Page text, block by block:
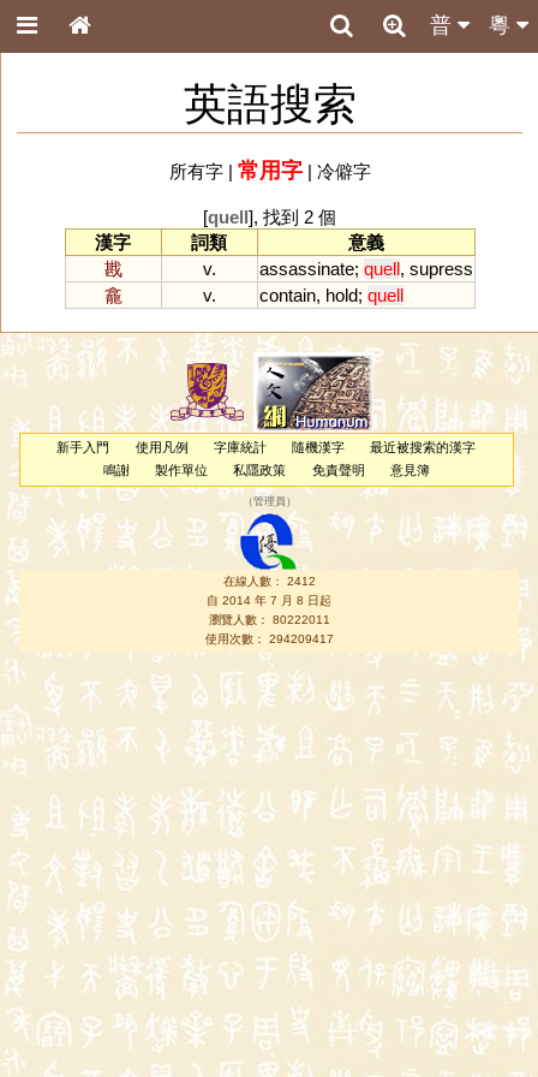
粵
普
英語搜索
所有字| 常用字| 冷僻字
[quell], 找到 2 個
漢字
詞類
意義
戡
v. assassinate; quell, supress
龕
v. contain, hold; quell
新手入門 使用凡例 字庫統計 隨機漢字
最近被搜索的漢字
鳴謝
製作單位 私隱政策 免責聲明 意見簿
（管理員 ）
在線人數： 2412
自 2014 年 7 月 8 日起
瀏覽人數： 80222011
使用次數： 294209417